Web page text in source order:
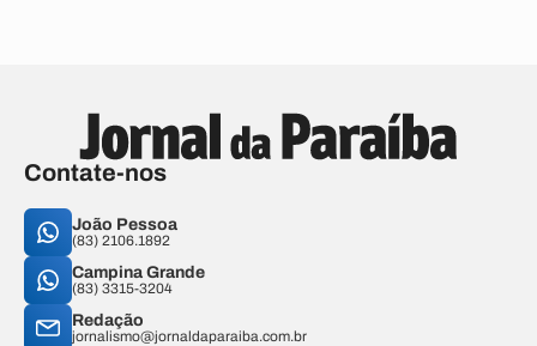
Contate-nos
João Pessoa
(83) 2106.1892
Campina Grande
(83) 3315-3204
Redação
jornalismo@jornaldaparaiba.com.br